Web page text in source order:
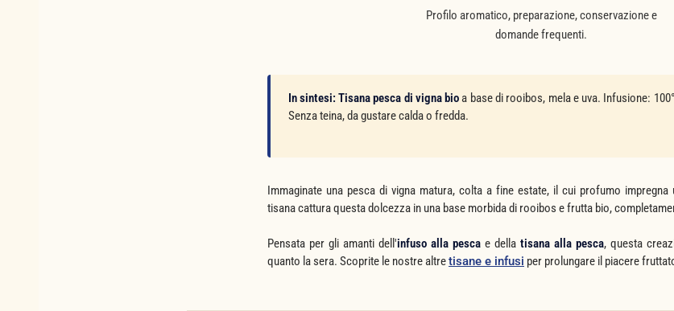
Profilo aromatico, preparazione, conservazione e
domande frequenti.
In sintesi: Tisana pesca di vigna bioa base di rooibos, mela e uva. Infusione:
Senza teina, da gustare calda o fredda.
Immaginate una pesca di vigna matura, colta a fine estate, il cui profumo
tisana cattura questa dolcezza in una base morbida di rooibos e frutta bio,
Pensata per gli amanti dell'infuso alla pesca e della tisana alla pesca, questa
quanto la sera. Scoprite le nostre altretisane e infusi per prolungare il piacere